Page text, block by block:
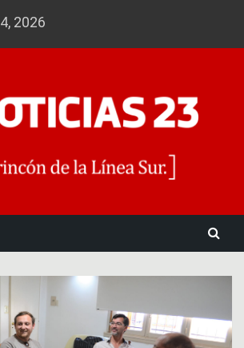
2026